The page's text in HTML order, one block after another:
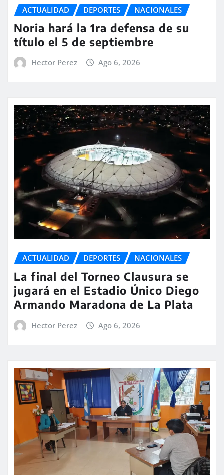
ACTUALIDAD DEPORTES NACIONALES
Noria hará la 1ra defensa de su
título el 5 de septiembre
Hector Perez Ago 6, 2026
ACTUALIDAD DEPORTES NACIONALES
La final del Torneo Clausura se
jugará en el Estadio Único Diego
Armando Maradona de La Plata
Hector Perez Ago 6, 2026